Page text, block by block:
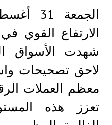
الارتفاع القوي
شهدت الأسواق
لاحق تصحيحات
معظم العملات
تعزز هذه